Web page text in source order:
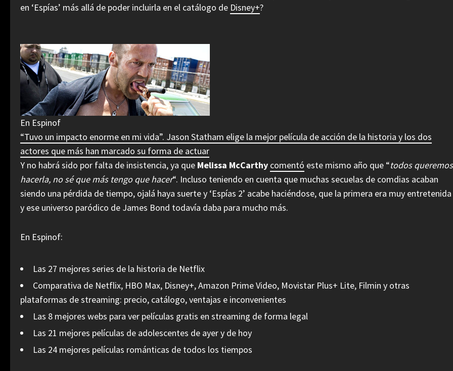
en ‘Espías’ más allá de poder incluirla en el catálogo de Disney+?
En Espinof
“Tuvo un impacto enorme en mi vida”. Jason Statham elige la mejor película de acción de la historia y los dos
actores que más han marcado su forma de actuar
Y no habrá sido por falta de insistencia, ya que Melissa McCarthy comentó este mismo año que “todos queremos
hacerla, no sé que más tengo que hacer“. Incluso teniendo en cuenta que muchas secuelas de comdias acaban
siendo una pérdida de tiempo, ojalá haya suerte y ‘Espías 2’ acabe haciéndose, que la primera era muy entretenida
y ese universo paródico de James Bond todavía daba para mucho más.
En Espinof:
Las 27 mejores series de la historia de Netflix
Comparativa de Netflix, HBO Max, Disney+, Amazon Prime Video, Movistar Plus+ Lite, Filmin y otras
plataformas de streaming: precio, catálogo, ventajas e inconvenientes
Las 8 mejores webs para ver películas gratis en streaming de forma legal
Las 21 mejores películas de adolescentes de ayer y de hoy
Las 24 mejores películas románticas de todos los tiempos